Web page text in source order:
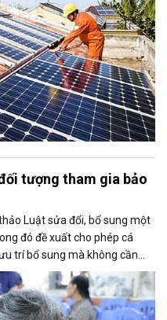
tượng tham gia bảo
Luật sửa đổi, bổ sung một
đó đề xuất cho phép cá
trí bổ sung mà không cần
thảo cũng điều chỉnh cách
bảo đảm quyền lợi cho